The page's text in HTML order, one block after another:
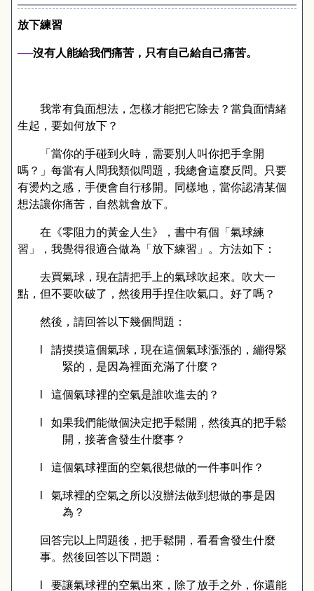
放下練習
──沒有人能給我們痛苦，只有自己給自己痛苦。
我常有負面想法，怎樣才能把它除去？當負面情緒
生起，要如何放下？
「當你的手碰到火時，需要別人叫你把手拿開
嗎？」每當有人問我類似問題，我總會這麼反問。只要
有燙灼之感，手便會自行移開。同樣地，當你認清某個
想法讓你痛苦，自然就會放下。
在《零阻力的黃金人生》，書中有個「氣球練
習」，我覺得很適合做為「放下練習」。方法如下：
去買氣球，現在請把手上的氣球吹起來。吹大一
點，但不要吹破了，然後用手捏住吹氣口。好了嗎？
然後，請回答以下幾個問題：
請摸摸這個氣球，現在這個氣球漲漲的，繃得緊
緊的，是因為裡面充滿了什麼？
這個氣球裡的空氣是誰吹進去的？
如果我們能做個決定把手鬆開，然後真的把手鬆
開，接著會發生什麼事？
這個氣球裡面的空氣很想做的一件事叫作？
氣球裡的空氣之所以沒辦法做到想做的事是因
為？
回答完以上問題後，把手鬆開，看看會發生什麼
事。然後回答以下問題：
要讓氣球裡的空氣出來，除了放手之外，你還能